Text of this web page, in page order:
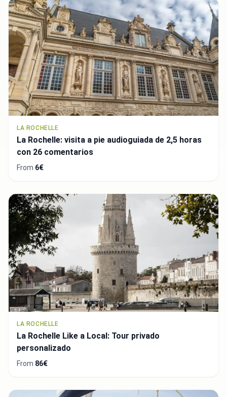
LA ROCHELLE
La Rochelle: visita a pie audioguiada de 2,5 horas
con 26 comentarios
From 6€
LA ROCHELLE
La Rochelle Like a Local: Tour privado
personalizado
From 86€